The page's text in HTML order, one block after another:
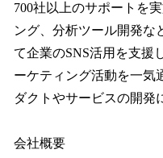
700社以上のサポートを
ング、分析ツール開発な
て企業のSNS活用を支援
ーケティング活動を一気
ダクトやサービスの開発
会社概要